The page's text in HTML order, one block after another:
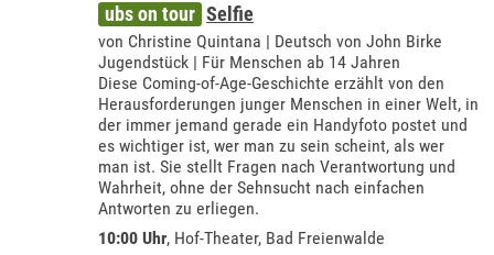
ubs on tour Selfie
von Christine Quintana | Deutsch von John Birke
Jugendstück | Für Menschen ab 14 Jahren
Diese Coming-of-Age-Geschichte erzählt von den
Herausforderungen junger Menschen in einer Welt, in
der immer jemand gerade ein Handyfoto postet und
es wichtiger ist, wer man zu sein scheint, als wer
man ist. Sie stellt Fragen nach Verantwortung und
Wahrheit, ohne der Sehnsucht nach einfachen
Antworten zu erliegen.
10:00 Uhr, Hof-Theater, Bad Freienwalde